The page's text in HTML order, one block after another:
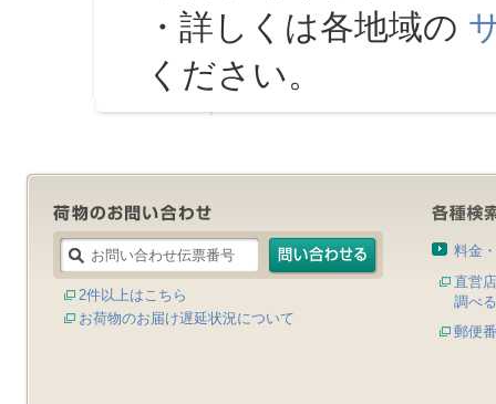
・詳しくは各地域の
ください。
2件以上はこちら
お荷物のお届け遅延状況について
料金
直営
調べる
郵便